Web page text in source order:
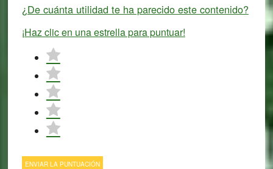
¿De cuánta utilidad te ha parecido este contenido?
¡Haz clic en una estrella para puntuar!
ENVIAR LA PUNTUACIÓN